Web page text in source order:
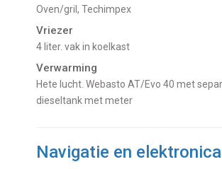
oven/gril, Techimpex
Vriezer
4 liter. vak in koelkast
Verwarming
hete lucht. Webasto AT/Evo 40 met separate
dieseltank met meter
Navigatie en elektronica